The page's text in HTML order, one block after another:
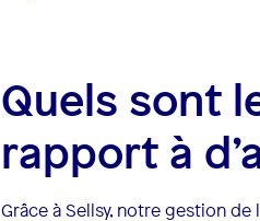
Quels sont
rapport à
Grâce à Sellsy, notre gestion